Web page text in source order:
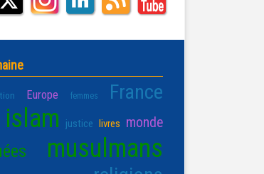
Europe femmes France
islam justice livres monde
musulmans